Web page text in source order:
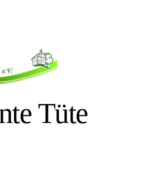
Tüte